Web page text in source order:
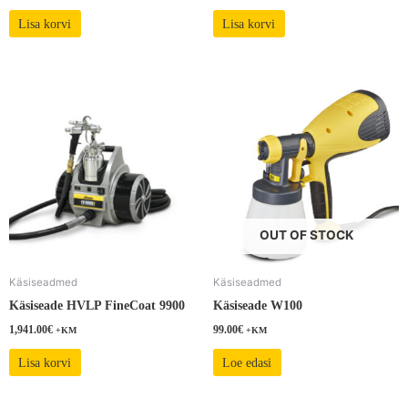
Lisa korvi Lisa korvi
Käsiseadmed
Käsiseade HVLP FineCoat 9900
1,941.00€ +KM
Lisa korvi
OUT OF STOCK
Käsiseadmed
Käsiseade W100
99.00€ +KM
Loe edasi